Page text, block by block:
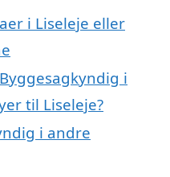
i Liseleje eller
i
til Liseleje?
i andre